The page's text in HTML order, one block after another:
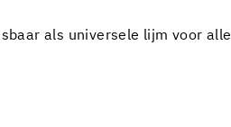
als universele lijm voor alle